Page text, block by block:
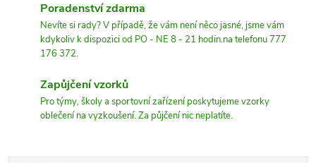
Poradenství zdarma
Nevíte si rady? V případě, že vám není něco jasné, jsme vám
kdykoliv k dispozici od PO - NE 8 - 21 hodin.na telefonu 777
176 372.
Zapůjčení vzorků
Pro týmy, školy a sportovní zařízení poskytujeme vzorky
oblečení na vyzkoušení. Za půjčení nic neplatíte.